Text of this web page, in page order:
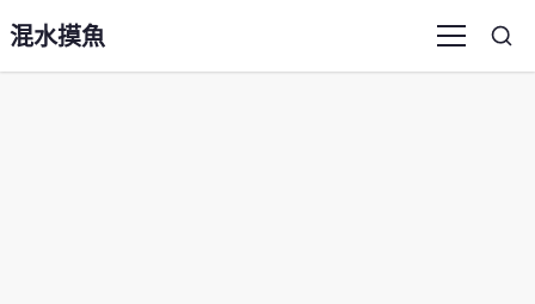
混水摸魚 Menu